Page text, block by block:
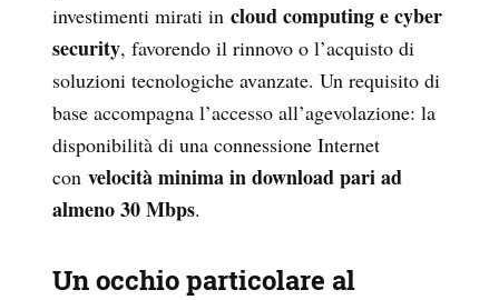
investimenti mirati in cloud computing e cyber
security, favorendo il rinnovo o l’acquisto di
soluzioni tecnologiche avanzate. Un requisito di
base accompagna l’accesso all’agevolazione: la
disponibilità di una connessione Internet
con velocità minima in download pari ad
almeno 30 Mbps.
Un occhio particolare al